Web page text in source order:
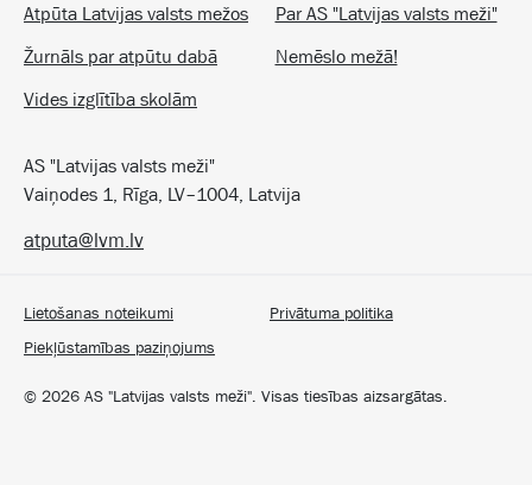
Atpūta Latvijas valsts mežos
Par AS "Latvijas valsts meži"
Žurnāls par atpūtu dabā
Nemēslo mežā!
Vides izglītība skolām
AS "Latvijas valsts meži"
Vaiņodes 1, Rīga, LV–1004, Latvija
© 2026 AS "Latvijas valsts meži". Visas tiesības aizsargātas.
Lietošanas noteikumi
Privātuma politika
Piekļūstamības paziņojums
atputa@lvm.lv